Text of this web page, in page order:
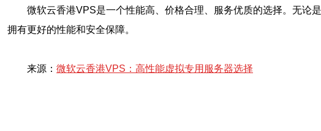
微软云香港VPS是一个性能高、价格合理、服务优质的选择。无论
拥有更好的性能和安全保障。
来源： 微软云香港VPS：高性能虚拟专用服务器选择